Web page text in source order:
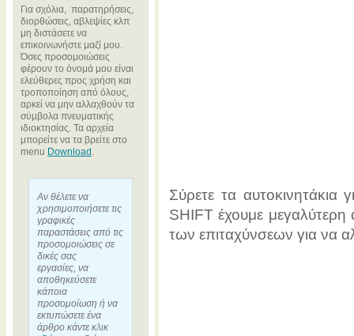
Για σχόλια, παρατηρήσεις,
διορθώσεις, αβλεψίες κλπ
μη διστάσετε να
επικοινωνήστε μαζί μου.
Όσες προσομοιώσεις
φέρουν το όνομά μου είναι
ελεύθερες προς χρήση και
τροποποίηση από όλους,
αρκεί να μην αλλαχθούν τα
σύμβολα πνευματικής
ιδιοκτησίας. Τα αρχεία
μπορείτε να τα βρείτε στο
menu Download .
Αν θέλετε να
χρησιμοποιήσετε τις
γραφικές
παραστάσεις από τις
προσομοιώσεις σε
δικές σας
εργασίες, να
αποθηκεύσετε
κάποια
προσομοίωση ή να
εκτυπώσετε ένα
άρθρο κάντε κλικ
Σύρετε τα
SHIFT έχουμε μεγαλύτερη
των επιταχύνσεων για να